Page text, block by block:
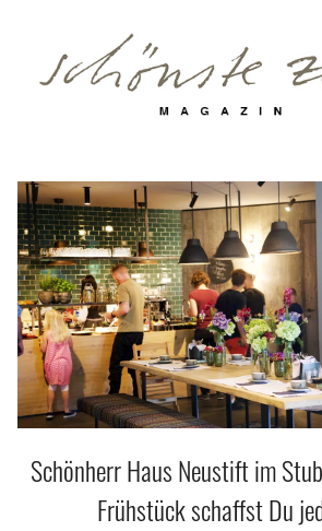
Reiseziele
Genuss
Lifestyle
Erlebnisse
FacebookInstagram
PinterestBluesky
Schönherr Haus Neustift im
Frühstück schaffst Du